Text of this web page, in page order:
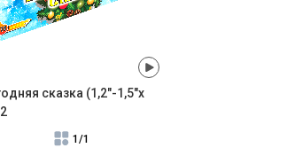
сказка (1,2"-1,5"х
1/1